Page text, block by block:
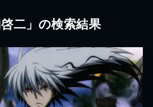
啓二」の検索結果